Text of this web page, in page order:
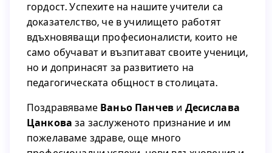
гордост. Успехите на нашите учители са
доказателство, че в училището работят
вдъхновяващи професионалисти, които не
само обучават и възпитават своите ученици,
но и допринасят за развитието на
педагогическата общност в столицата.
Поздравяваме Ваньо Панчев и Десислава
Цанкова за заслуженото признание и им
пожелаваме здраве, още много
За 90. СУ това отличие е повод за особена
гордост. Успехите на нашите учители са
доказателство, че в училището работят
вдъхновяващи професионалисти, които не
само обучават и възпитават своите ученици,
но и допринасят за развитието на
Поздравяваме
Ваньо Панчев
и
Десислава
за заслуженото признание и им